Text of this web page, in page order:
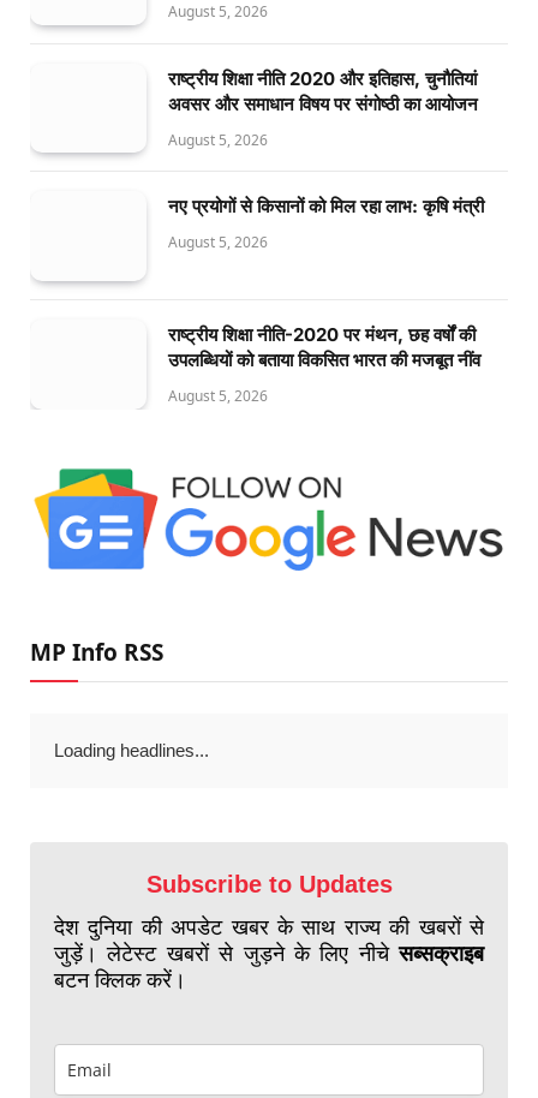
August 5, 2026
राष्ट्रीय शिक्षा नीति 2020 और इतिहास, चुनौतियां
अवसर और समाधान विषय पर संगोष्ठी का आयोजन
August 5, 2026
नए प्रयोगों से किसानों को मिल रहा लाभ: कृषि मंत्री
August 5, 2026
राष्ट्रीय शिक्षा नीति-2020 पर मंथन, छह वर्षों की
उपलब्धियों को बताया विकसित भारत की मजबूत नींव
August 5, 2026
MP Info RSS
Loading headlines...
Subscribe to Updates
देश दुनिया की अपडेट खबर के साथ राज्य की खबरों से
जुड़ें। लेटेस्ट खबरों से जुड़ने के लिए नीचेसब्सक्राइब
बटन क्लिक करें।